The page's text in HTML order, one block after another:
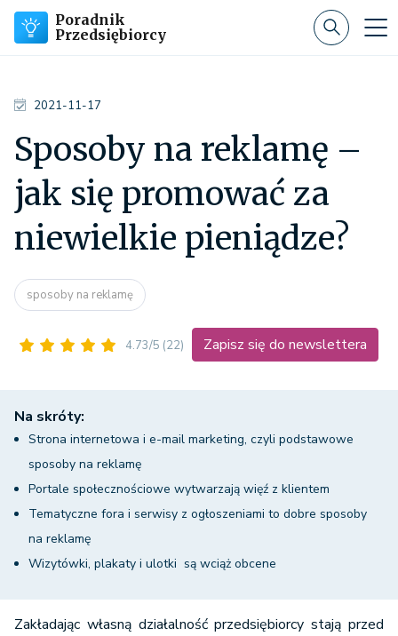
Poradnik
Przedsiębiorcy
2021-11-17
Sposoby na reklamę –
jak się promować za
niewielkie pieniądze?
sposoby na reklamę
4.73/5 (22) Zapisz się do newslettera
Na skróty:
Strona internetowa i e-mail marketing, czyli podstawowe
sposoby na reklamę
Portale społecznościowe wytwarzają więź z klientem
Tematyczne fora i serwisy z ogłoszeniami to dobre sposoby
na reklamę
Wizytówki, plakaty i ulotki są wciąż obcene
Zakładając własną działalność przedsiębiorcy stają przed